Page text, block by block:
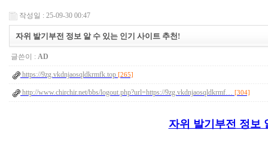
작성일 : 25-09-30 00:47
자위 발기부전 정보 알 수 있는 인기 사이트 추천!
글쓴이 : AD
https://9zg.vkdnjaosqldkrmfk.top [265]
http://www.chirchir.net/bbs/logout.php?url=https://9zg.vkdnjaosqldkrmf… [304]
자위 발기부전 정보